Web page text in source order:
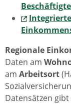
Regionale
Daten am
am Arbeitsort
Datensätzen